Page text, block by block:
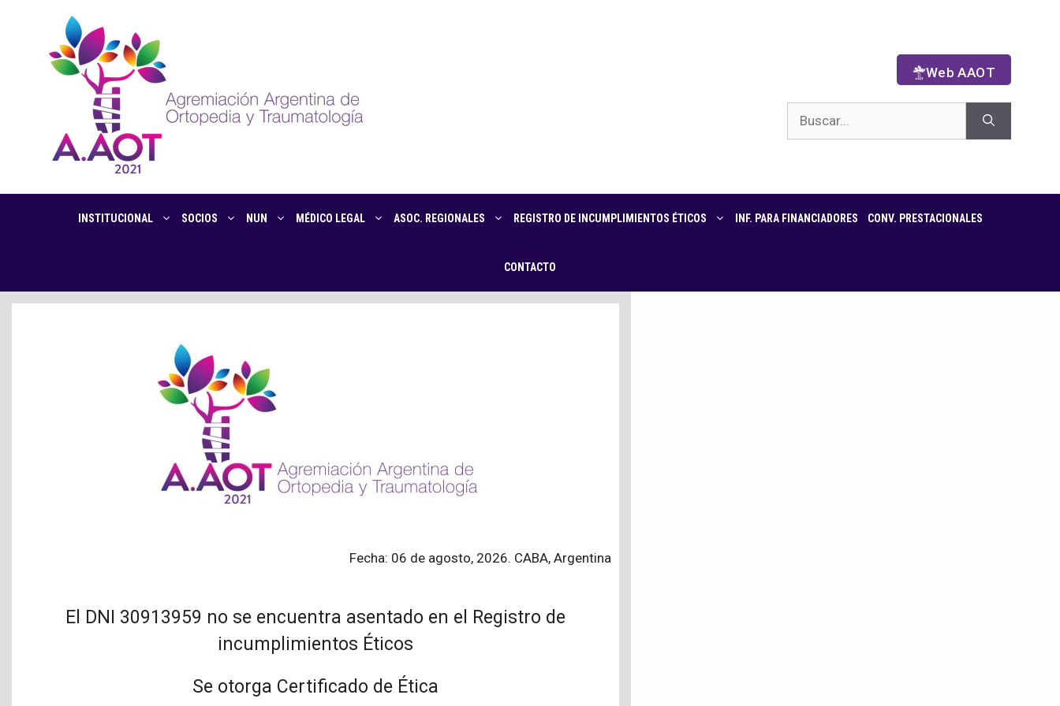
Web AAOT
INSTITUCIONAL SOCIOS NUN MÉDICO LEGAL ASOC. REGIONALES REGISTRO DE INCUMPLIMIENTOS ÉTICOS INF. PARA FINANCIADORES CONV. PRESTACIONALES
CONTACTO
Fecha: 06 de agosto, 2026. CABA, Argentina
El DNI 30913959 no se encuentra asentado en el Registro de
incumplimientos Éticos
Se otorga Certificado de Ética